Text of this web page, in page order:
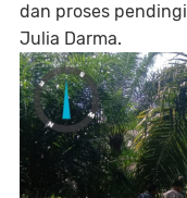
dan proses
Julia Darma.